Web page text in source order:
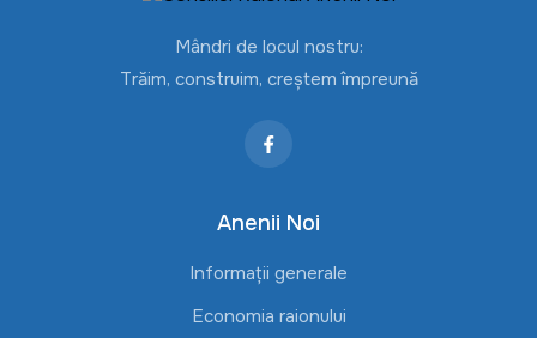
Mândri de locul nostru:
Trăim, construim, creștem împreună
Anenii Noi
Informații generale
Economia raionului